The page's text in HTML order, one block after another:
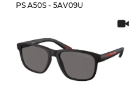
PS A50S - 5AV09U